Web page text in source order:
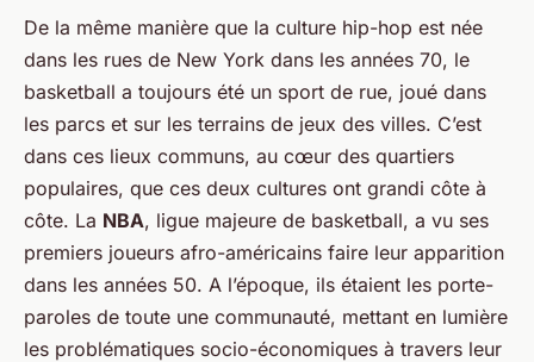
De la même manière que la culture hip-hop est née
dans les rues de New York dans les années 70, le
basketball a toujours été un sport de rue, joué dans
les parcs et sur les terrains de jeux des villes. C’est
dans ces lieux communs, au cœur des quartiers
populaires, que ces deux cultures ont grandi côte à
côte. La NBA, ligue majeure de basketball, a vu ses
premiers joueurs afro-américains faire leur apparition
dans les années 50. A l’époque, ils étaient les porte-
paroles de toute une communauté, mettant en lumière
les problématiques socio-économiques à travers leur